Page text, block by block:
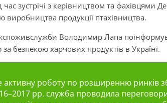
час зустрічі з керівництвом та
виробництва продукції птахівництва.
Володимир Лапа
безпекою харчових продуктів в Україні.
активну роботу по розширенню ринків
рр. служба проводила